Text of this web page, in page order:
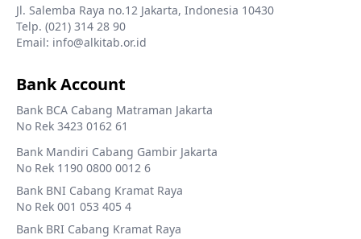
Jl. Salemba Raya no.12 Jakarta, Indonesia 10430
Telp. (021) 314 28 90
Email: info@alkitab.or.id
Bank Account
Bank BCA Cabang Matraman Jakarta
No Rek 3423 0162 61
Bank Mandiri Cabang Gambir Jakarta
No Rek 1190 0800 0012 6
Bank BNI Cabang Kramat Raya
No Rek 001 053 405 4
Bank BRI Cabang Kramat Raya